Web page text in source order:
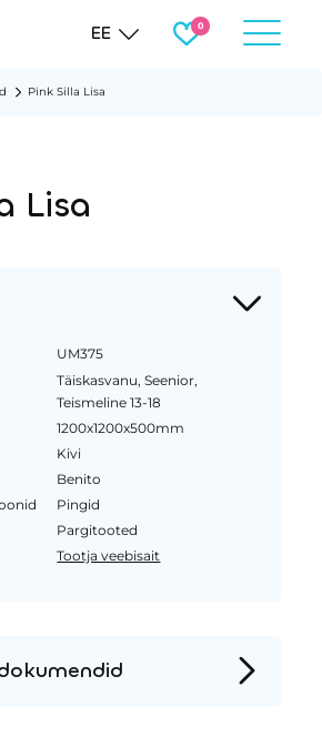
EE
Pink Silla Lisa
Lisa
UM375
Täiskasvanu, Seenior,
Teismeline 13-18
1200x1200x500mm
Kivi
Benito
Pingid
Pargitooted
Tootja veebisait